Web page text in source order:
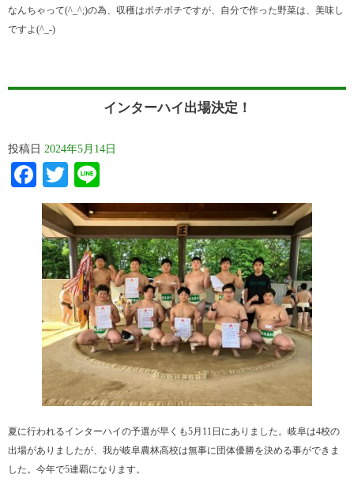
なんちゃって(^_^;)の為、収穫はボチボチですが、自分で作った野菜は、美味し
ですよ(^_-)
インターハイ出場決定！
投稿日 2024年5月14日
Facebook
Twitter
夏に行われるインターハイの予選が早くも5月11日にありました。岐阜は4校の
出場がありましたが、我が岐阜農林高校は無事に団体優勝を決める事ができま
した。今年で5連覇になります。